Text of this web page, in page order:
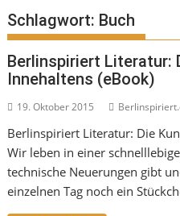
Schlagwort: Buch
Berlinspiriert Literatur:
Innehaltens (eBook)
19. Oktober 2015
Berlinspiriert Literatur: Die
Wir leben in einer
technische Neuerungen gibt
einzelnen Tag noch ein